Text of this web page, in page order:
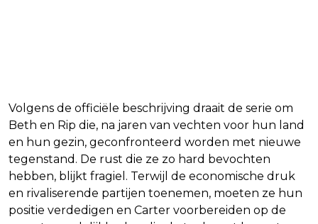
Volgens de officiële beschrijving draait de serie om
Beth en Rip die, na jaren van vechten voor hun land
en hun gezin, geconfronteerd worden met nieuwe
tegenstand. De rust die ze zo hard bevochten
hebben, blijkt fragiel. Terwijl de economische druk
en rivaliserende partijen toenemen, moeten ze hun
positie verdedigen en Carter voorbereiden op de